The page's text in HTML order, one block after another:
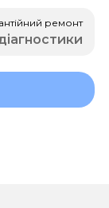
ремонт